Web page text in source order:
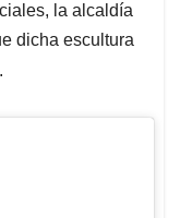
la alcaldía
dicha escultura